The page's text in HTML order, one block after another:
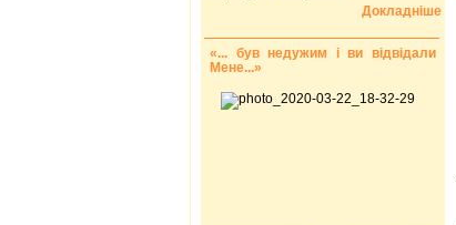
Докладніше
«... був недужим і ви відвідали
Мене...»